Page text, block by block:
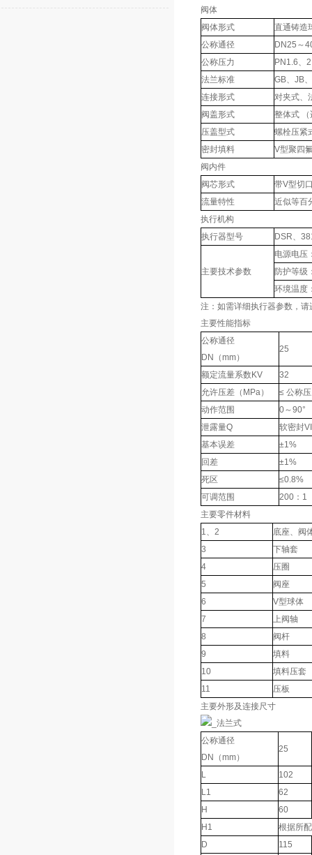
阀体
阀体形式
直通铸造
公称通径
DN25～
公称压力
PN1.6、
法兰标准
GB、JB
连接形式
对夹式、
阀盖形式
整体式
压盖型式
螺栓压紧
密封填料
V型聚四
阀内件
阀芯形式
带V型切
流量特性
近似等百
执行机构
执行器型号
DSR、
主要技术参数
电源电压
防护等级
环境温度
注：如需详细执行器参数，
主要性能指标
公称通径
DN（mm）
25
额定流量系数KV
32
允许压差（MPa）
≤ 公称
动作范围
0～90°
泄露量Q
软密封
基本误差
±1%
回差
±1%
死区
≤0.8%
可调范围
200：1
主要零件材料
1、2
底座、阀
3
下轴套
4
压圈
5
阀座
6
V型球体
7
上阀轴
8
阀杆
9
填料
10
填料压套
11
压板
主要外形及连接尺寸
公称通径
DN（mm）
25
L
102
L1
62
H
60
H1
根据所
D
115